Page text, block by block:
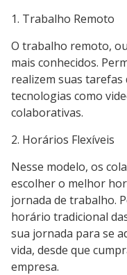
1. Trabalho Remoto
O trabalho remoto,
mais conhecidos.
realizem suas
tecnologias como
colaborativas.
2. Horários Flexíveis
Nesse modelo, os
escolher o melhor
jornada de trabalho.
horário tradicional
sua jornada para se
vida, desde que
empresa.